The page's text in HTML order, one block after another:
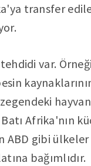
transfer
var.
Afrika'nın
ABD gibi
bağımlıdır.